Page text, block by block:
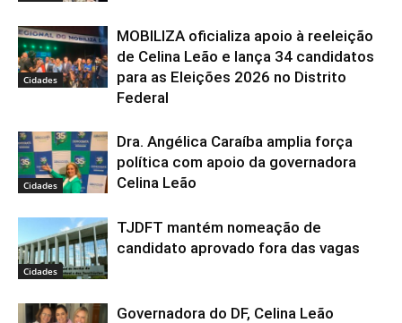
Cidades
MOBILIZA oficializa apoio à reeleição
de Celina Leão e lança 34 candidatos
para as Eleições 2026 no Distrito
Federal
Cidades
Dra. Angélica Caraíba amplia força
política com apoio da governadora
Celina Leão
Cidades
TJDFT mantém nomeação de
candidato aprovado fora das vagas
Governadora do DF, Celina Leão